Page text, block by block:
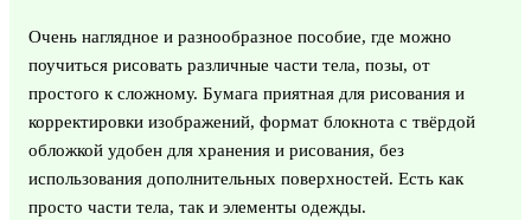
Очень наглядное и разнообразное пособие, где можно
поучиться рисовать различные части тела, позы, от
простого к сложному. Бумага приятная для рисования и
корректировки изображений, формат блокнота с твёрдой
обложкой удобен для хранения и рисования, без
использования дополнительных поверхностей. Есть как
просто части тела, так и элементы одежды.